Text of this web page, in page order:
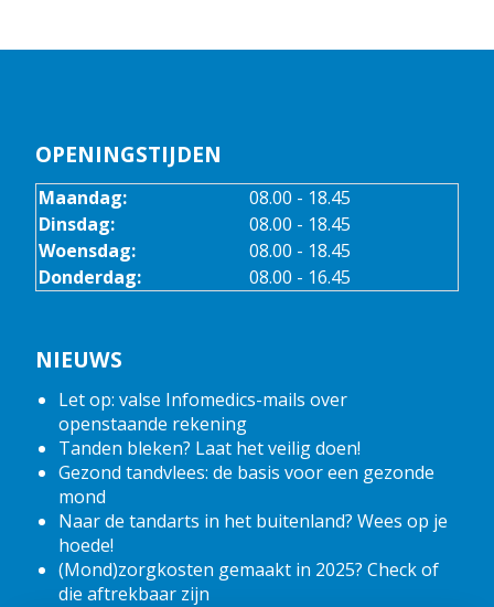
OPENINGSTIJDEN
Maandag:
08.00 - 18.45
Dinsdag:
08.00 - 18.45
Woensdag:
08.00 - 18.45
Donderdag:
08.00 - 16.45
NIEUWS
Let op: valse Infomedics-mails over
openstaande rekening
Tanden bleken? Laat het veilig doen!
Gezond tandvlees: de basis voor een gezonde
mond
Naar de tandarts in het buitenland? Wees op je
hoede!
(Mond)zorgkosten gemaakt in 2025? Check of
die aftrekbaar zijn